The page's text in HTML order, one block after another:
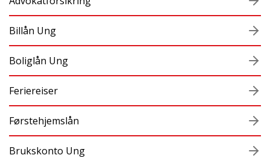
Billån Ung
Boliglån Ung
Feriereiser
Førstehjemslån
Brukskonto Ung